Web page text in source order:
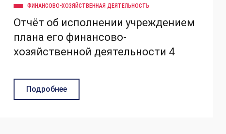
ФИНАНСОВО-ХОЗЯЙСТВЕННАЯ ДЕЯТЕЛЬНОСТЬ
Отчёт об исполнении учреждением
плана его финансово-
хозяйственной деятельности 4
Подробнее